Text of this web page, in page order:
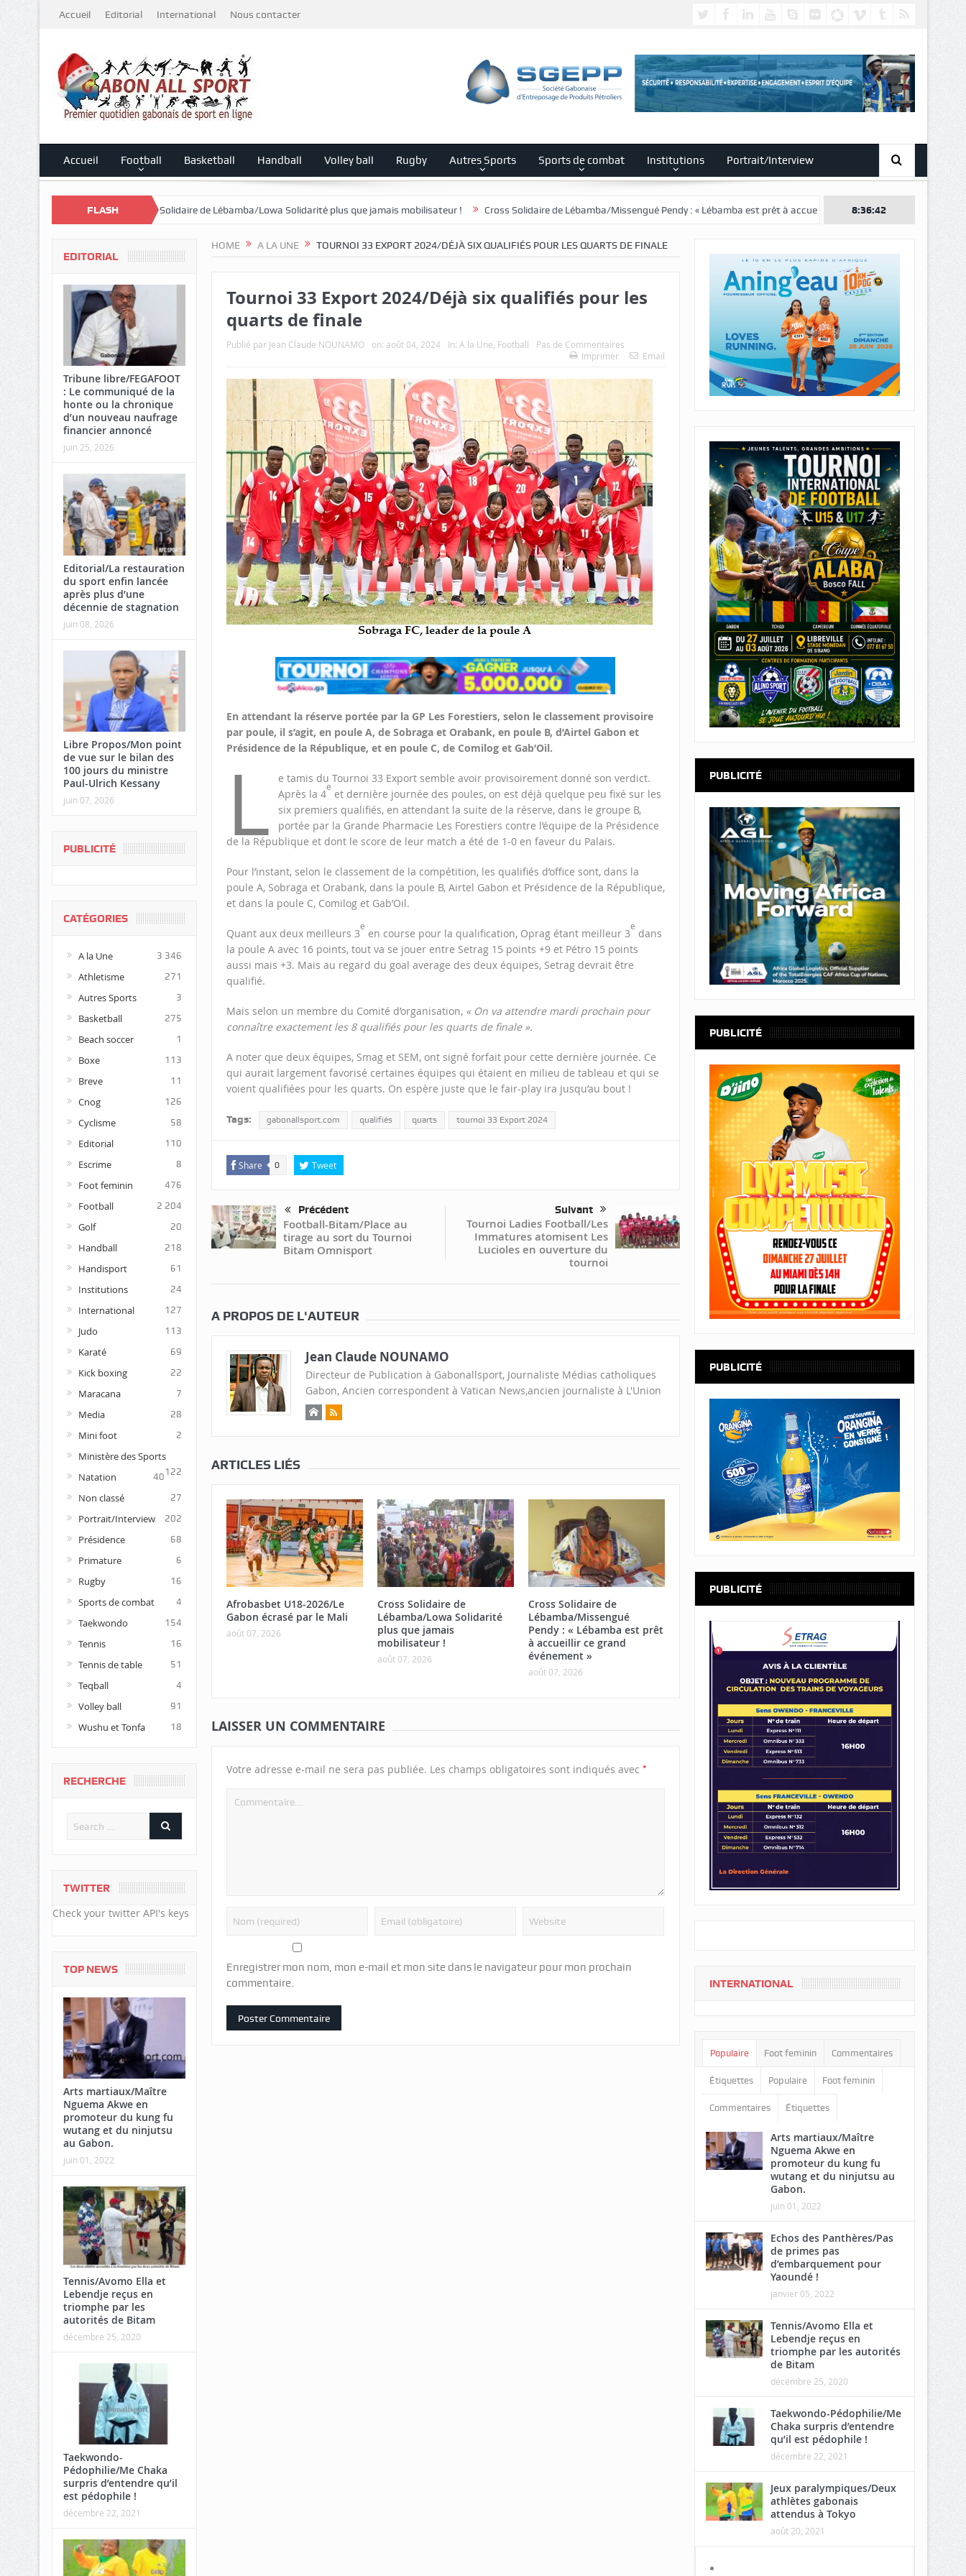
Accueil Editorial International Nous contacter
Accueil Football Basketball Handball Volley ball Rugby Autres Sports Sports de combat Institutions Portrait/Interview
FLASH
le Mali Cross Solidaire de Lébamba/Lowa Solidarité plus que jamais mobilisateur ! Cross Solidaire de Lébamba/Missengué Pendy : « Lébamba est prêt à accueillir ce grand événement »8:36:43
HOME A LA UNE TOURNOI 33 EXPORT 2024/DÉJÀ SIX QUALIFIÉS POUR LES QUARTS DE FINALE
Tournoi 33 Export 2024/Déjà six qualifiés pour les
quarts de finale
Publié par Jean Claude NOUNAMO on: août 04, 2024 In: A la Une Football
Pas de Commentaires
Imprimer
Email
En attendant la réserve portée par la GP Les Forestiers, selon le classement provisoire
par poule, il s’agit, en poule A, de Sobraga et Orabank, en poule B, d’Airtel Gabon et
Présidence de la République, et en poule C, de Comilog et Gab’Oil.
L
e tamis du Tournoi 33 Export semble avoir provisoirement donné son verdict.
Après la 4
e
et dernière journée des poules, on est déjà quelque peu fixé sur les
six premiers qualifiés, en attendant la suite de la réserve, dans le groupe B,
portée par la Grande Pharmacie Les Forestiers contre l’équipe de la Présidence
de la République et dont le score de leur match a été de 1-0 en faveur du Palais.
Pour l’instant, selon le classement de la compétition, les qualifiés d’office sont, dans la
poule A, Sobraga et Orabank, dans la poule B, Airtel Gabon et Présidence de la République,
et dans la poule C, Comilog et Gab’Oil.
Quant aux deux meilleurs 3
e
en course pour la qualification, Oprag étant meilleur 3
e
dans
la poule A avec 16 points, tout va se jouer entre Setrag 15 points +9 et Pétro 15 points
aussi mais +3. Mais au regard du goal average des deux équipes, Setrag devrait être
qualifié.
Mais selon un membre du Comité d’organisation, « On va attendre mardi prochain pour
connaître exactement les 8 qualifiés pour les quarts de finale ».
A noter que deux équipes, Smag et SEM, ont signé forfait pour cette dernière journée. Ce
qui aurait largement favorisé certaines équipes qui étaient en milieu de tableau et qui se
voient qualifiées pour les quarts. On espère juste que le fair-play ira jusqu’au bout !
Tags: gabonallsport.com qualifiés quarts tournoi 33 Export 2024
Share 0 Tweet
Précédent
Football-Bitam/Place au
tirage au sort du Tournoi
Bitam Omnisport
Suivant
Tournoi Ladies Football/Les
Immatures atomisent Les
Lucioles en ouverture du
tournoi
A PROPOS DE L'AUTEUR
Jean Claude NOUNAMO
Directeur de Publication à Gabonallsport, Journaliste Médias catholiques
Gabon, Ancien correspondent à Vatican News,ancien journaliste à L'Union
ARTICLES LIÉS
Afrobasbet U18-2026/Le
Gabon écrasé par le Mali
août 07, 2026
Cross Solidaire de
Lébamba/Lowa Solidarité
plus que jamais
mobilisateur !
août 07, 2026
Cross Solidaire de
Lébamba/Missengué
Pendy : « Lébamba est prêt
à accueillir ce grand
événement »
août 07, 2026
LAISSER UN COMMENTAIRE
Votre adresse e-mail ne sera pas publiée. Les champs obligatoires sont indiqués avec *
Enregistrer mon nom, mon e-mail et mon site dans le navigateur pour mon prochain
commentaire.
EDITORIAL
Tribune libre/FEGAFOOT
: Le communiqué de la
honte ou la chronique
d’un nouveau naufrage
financier annoncé
juin 25, 2026
Editorial/La restauration
du sport enfin lancée
après plus d’une
décennie de stagnation
juin 08, 2026
Libre Propos/Mon point
de vue sur le bilan des
100 jours du ministre
Paul-Ulrich Kessany
juin 07, 2026
PUBLICITÉ
CATÉGORIES
A la Une 3 346
Athletisme 271
Autres Sports 3
Basketball 275
Beach soccer 1
Boxe 113
Breve 11
Cnog 126
Cyclisme 58
Editorial 110
Escrime 8
Foot feminin 476
Football 2 204
Golf 20
Handball 218
Handisport 61
Institutions 24
International 127
Judo 113
Karaté 69
Kick boxing 22
Maracana 7
Media 28
Mini foot 2
Ministère des Sports
122
Natation 40
Non classé 27
Portrait/Interview 202
Présidence 68
Primature 6
Rugby 16
Sports de combat 4
Taekwondo 154
Tennis 16
Tennis de table 51
Teqball 4
Volley ball 91
Wushu et Tonfa 18
RECHERCHE
TWITTER
Check your twitter API's keys
TOP NEWS
Arts martiaux/Maître
Nguema Akwe en
promoteur du kung fu
wutang et du ninjutsu
au Gabon.
juin 01, 2022
Tennis/Avomo Ella et
Lebendje reçus en
triomphe par les
autorités de Bitam
décembre 25, 2020
Taekwondo-
Pédophilie/Me Chaka
surpris d’entendre qu’il
est pédophile !
décembre 22, 2021
PUBLICITÉ
PUBLICITÉ
PUBLICITÉ
PUBLICITÉ
INTERNATIONAL
Populaire Foot feminin Commentaires
Étiquettes Populaire Foot feminin
Commentaires Étiquettes
Arts martiaux/Maître
Nguema Akwe en
promoteur du kung fu
wutang et du ninjutsu au
Gabon.
juin 01, 2022
Echos des Panthères/Pas
de primes pas
d’embarquement pour
Yaoundé !
janvier 05, 2022
Tennis/Avomo Ella et
Lebendje reçus en
triomphe par les autorités
de Bitam
décembre 25, 2020
Taekwondo-Pédophilie/Me
Chaka surpris d’entendre
qu’il est pédophile !
décembre 22, 2021
Jeux paralympiques/Deux
athlètes gabonais
attendus à Tokyo
août 20, 2021